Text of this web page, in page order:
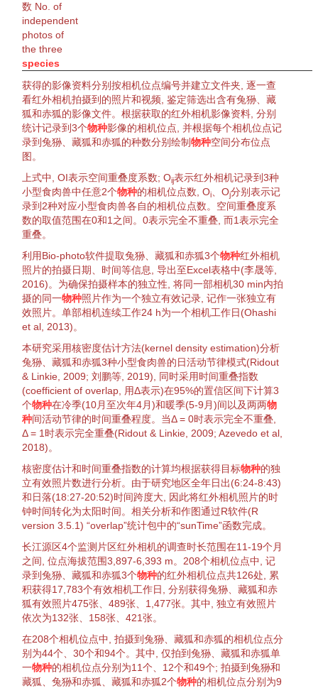
数 No. of
independent
photos of
the three
species
获得的影像资料分别按相机位点编号并建立文件夹, 逐一查
看红外相机拍摄到的照片和视频, 鉴定筛选出含有兔狲
藏
狐和赤狐的影像文件。根据获取的红外相机影像资料, 分别
统计记录到3个物种影像的相机位点, 并根据每个相机位点记
录到兔狲 藏狐和赤狐的种数分别绘制物种空间分布位点
图。
上式中, OI表示空间重叠度系数; Oij表示红外相机记录到3种
小型食肉兽中任意2个物种的相机位点数, Oi Oj分别表示记
录到2种对应小型食肉兽各自的相机位点数。空间重叠度系
数的取值范围在0和1之间。0表示完全不重叠, 而1表示完全
重叠。
利用Bio-photo软件提取兔狲 藏狐和赤狐3个物种红外相机
照片的拍摄日期、时间等信息, 导出至Excel表格中(李晟等,
2016)。为确保拍摄样本的独立性, 将同一部相机30 min内拍
摄的同一物种照片作为一个独立有效记录, 记作一张独立有
效照片。单部相机连续工作24 h为一个相机工作日(Ohashi
et al, 2013)。
本研究采用核密度估计方法(kernel density estimation)分析
兔狲
藏狐和赤狐3种小型食肉兽的日活动节律模式(Ridout
& Linkie, 2009; 刘鹏等, 2019), 同时采用时间重叠指数
(coefficient of overlap, 用Δ表示)在95%的置信区间下计算3
个物种在冷季(10月至次年4月)和暖季(5-9月)间以及两两物
种间活动节律的时间重叠程度。当Δ = 0时表示完全不重叠,
Δ = 1时表示完全重叠(Ridout & Linkie, 2009; Azevedo et al,
2018)。
核密度估计和时间重叠指数的计算均根据获得目标物种的独
立有效照片数进行分析。由于研究地区全年日出(6:24-8:43)
和日落(18:27-20:52)时间跨度大, 因此将红外相机照片的时
钟时间转化为太阳时间。相关分析和作图通过R软件(R
version 3.5.1) “overlap”统计包中的“sunTime”函数完成。
长江源区4个监测片区红外相机的调查时长范围在11-19个月
之间, 位点海拔范围3,897-6,393 m。208个相机位点中, 记
录到兔狲 藏狐和赤狐3个物种的红外相机位点共126处, 累
积获得17,783个有效相机工作日, 分别获得兔狲 藏狐和赤
狐有效照片475张、489张、1,477张。其中, 独立有效照片
依次为132张、158张、421张。
在208个相机位点中, 拍摄到兔狲 藏狐和赤狐的相机位点分
别为44个、30个和94个。其中, 仅拍到兔狲 藏狐和赤狐单
一物种的相机位点分别为11个、12个和49个; 拍摄到兔狲和
藏狐
兔狲和赤狐 藏狐和赤狐2个物种的相机位点分别为9